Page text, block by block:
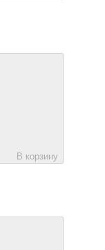
В корзину